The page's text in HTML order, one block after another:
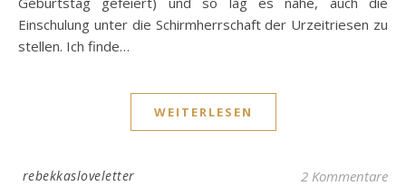
Einschulung unter die Schirmherrschaft der Urzeitriesen zu
stellen. Ich finde…
WEITERLESEN
rebekkasloveletter 2 Kommentare